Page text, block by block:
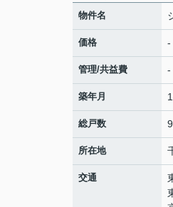
物件名
価格 -
管理/共益費 -
築年月
総戸数
所在地
交通